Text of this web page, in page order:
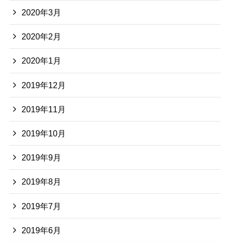
2020年3月
2020年2月
2020年1月
2019年12月
2019年11月
2019年10月
2019年9月
2019年8月
2019年7月
2019年6月